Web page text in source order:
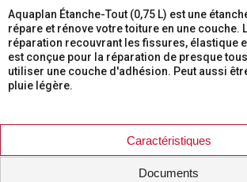
Aquaplan Étanche-Tout (0,75 L) est une
répare et rénove votre toiture en une couche.
réparation recouvrant les fissures, élastique
est conçue pour la réparation de presque
utiliser une couche d'adhésion. Peut aussi
pluie légère.
Caractéristiques
Documents